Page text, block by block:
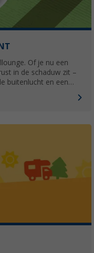
Of je nu een
in de schaduw zit –
buitenlucht en een